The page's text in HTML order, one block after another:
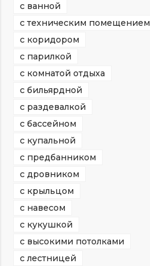
с ванной
с техническим помещением
с коридором
с парилкой
с комнатой отдыха
с бильярдной
с раздевалкой
с бассейном
с купальной
с предбанником
с дровником
с крыльцом
с навесом
с кукушкой
с высокими потолками
с лестницей